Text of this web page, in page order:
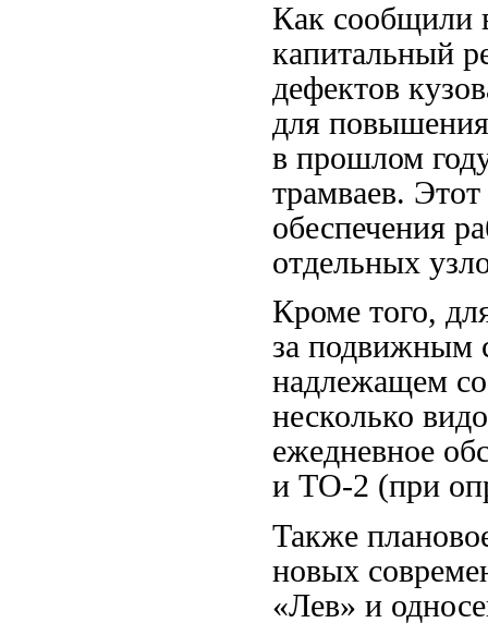
Как сообщили
капитальный
дефектов
для
в прошлом
трамваев.
обеспечения
отдельных
Кроме того,
за подвижным
надлежащем
несколько
ежедневное
и ТО-2 (при
Также
новых
«Лев» и